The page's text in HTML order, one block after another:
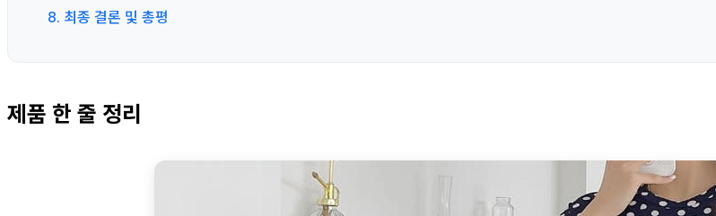
8. 최종 결론 및 총평
제품 한 줄 정리